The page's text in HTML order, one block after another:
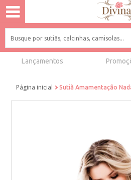
Lançamentos
Página inicial Sutiã Amamentação